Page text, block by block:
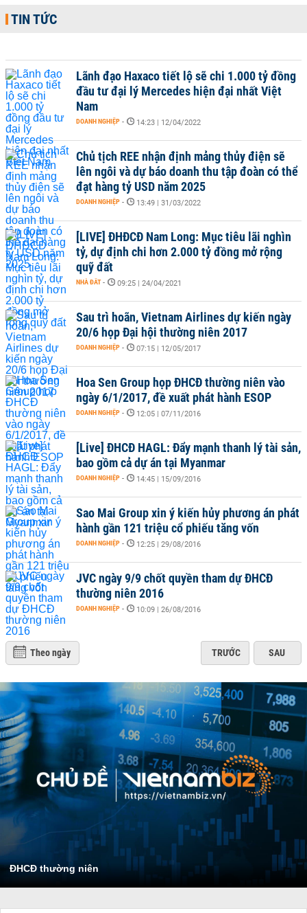
TIN TỨC
Lãnh đạo Haxaco tiết lộ sẽ chi 1.000 tỷ đồng
đầu tư đại lý Mercedes hiện đại nhất Việt
Nam
DOANH NGHIỆP - 14:23 | 12/04/2022
Chủ tịch REE nhận định mảng thủy điện sẽ
lên ngôi và dự báo doanh thu tập đoàn có thể
đạt hàng tỷ USD năm 2025
DOANH NGHIỆP - 13:49 | 31/03/2022
[LIVE] ĐHĐCĐ Nam Long: Mục tiêu lãi nghìn
tỷ, dự định chi hơn 2.000 tỷ đồng mở rộng
quỹ đất
NHÀ ĐẤT - 09:25 | 24/04/2021
Sau trì hoãn, Vietnam Airlines dự kiến ngày
20/6 họp Đại hội thường niên 2017
DOANH NGHIỆP - 07:15 | 12/05/2017
Hoa Sen Group họp ĐHCĐ thường niên vào
ngày 6/1/2017, đề xuất phát hành ESOP
DOANH NGHIỆP - 12:05 | 07/11/2016
[Live] ĐHCĐ HAGL: Đẩy mạnh thanh lý tài sản,
bao gồm cả dự án tại Myanmar
DOANH NGHIỆP - 14:45 | 15/09/2016
Sao Mai Group xin ý kiến hủy phương án phát
hành gần 121 triệu cổ phiếu tăng vốn
DOANH NGHIỆP - 12:25 | 29/08/2016
JVC ngày 9/9 chốt quyền tham dự ĐHCĐ
thường niên 2016
DOANH NGHIỆP - 10:09 | 26/08/2016
Theo ngày TRƯỚC SAU
ĐHCĐ thường niên